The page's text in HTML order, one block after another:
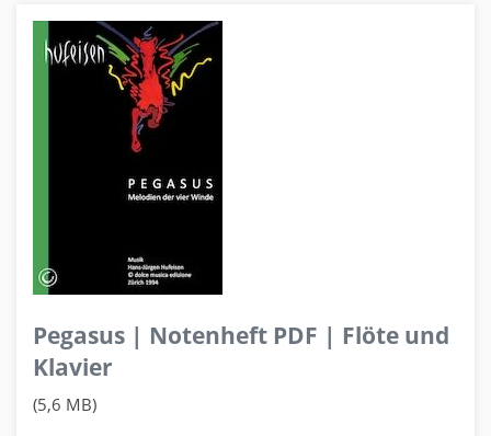
Pegasus | Notenheft PDF | Flöte und
Klavier
(5,6 MB)